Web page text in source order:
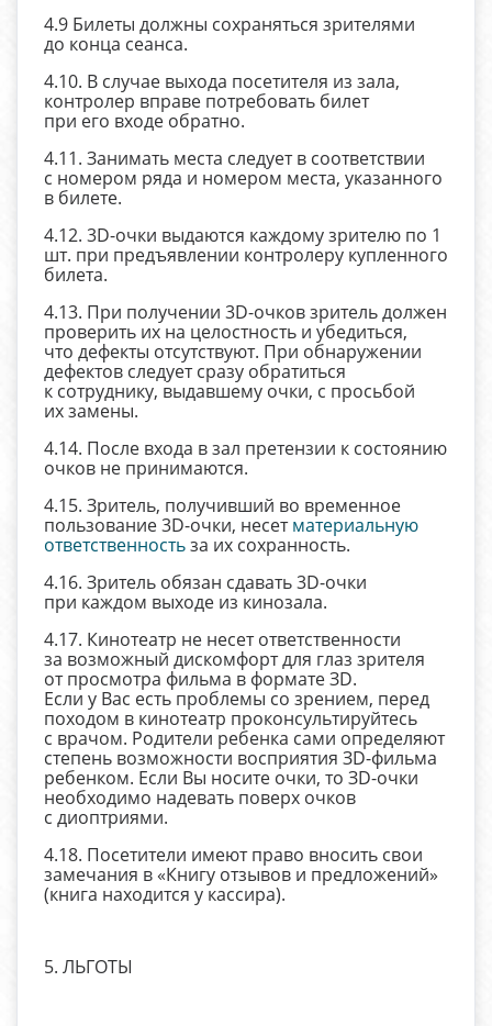
4.9 Билеты должны сохраняться зрителями
до конца сеанса.
4.10. В случае выхода посетителя из зала,
контролер вправе потребовать билет
при его входе обратно.
4.11. Занимать места следует в соответствии
с номером ряда и номером места, указанного
в билете.
4.12. 3D-очки выдаются каждому зрителю по 1
шт. при предъявлении контролеру купленного
билета.
4.13. При получении 3D-очков зритель должен
проверить их на целостность и убедиться,
что дефекты отсутствуют. При обнаружении
дефектов следует сразу обратиться
к сотруднику, выдавшему очки, с просьбой
их замены.
4.14. После входа в зал претензии к состоянию
очков не принимаются.
4.15. Зритель, получивший во временное
пользование 3D-очки, несетматериальную
ответственностьза их сохранность.
4.16. Зритель обязан сдавать 3D-очки
при каждом выходе из кинозала.
4.17. Кинотеатр не несет ответственности
за возможный дискомфорт для глаз зрителя
от просмотра фильма в формате ЗD.
Если у Вас есть проблемы со зрением, перед
походом в кинотеатр проконсультируйтесь
с врачом. Родители ребенка сами определяют
степень возможности восприятия ЗD-фильма
ребенком. Если Вы носите очки, то ЗD-очки
необходимо надевать поверх очков
с диоптриями.
4.18. Посетители имеют право вносить свои
замечания в «Книгу отзывов и предложений»
(книга находится у кассира).
5. ЛЬГОТЫ